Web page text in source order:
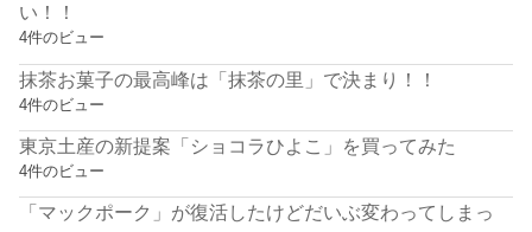
い！！
4件のビュー
抹茶お菓子の最高峰は「抹茶の里」で決まり！！
4件のビュー
東京土産の新提案「ショコラひよこ」を買ってみた
4件のビュー
「マックポーク」が復活したけどだいぶ変わってしまっ